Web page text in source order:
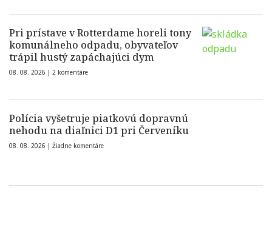
Pri prístave v Rotterdame horeli tony
komunálneho odpadu, obyvateľov
trápil hustý zapáchajúci dym
08. 08. 2026 | 2 komentáre
Polícia vyšetruje piatkovú dopravnú
nehodu na diaľnici D1 pri Červeníku
08. 08. 2026 | Žiadne komentáre